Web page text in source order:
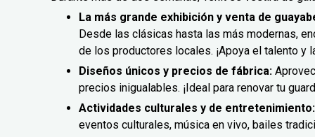
La más grande exhibición y venta de
Desde las clásicas hasta las más modernas,
de los productores locales. ¡Apoya el talento y
Diseños únicos y precios de fábrica:
precios inigualables. ¡Ideal para renovar tu
Actividades culturales y de entretenimiento:
eventos culturales, música en vivo, bailes